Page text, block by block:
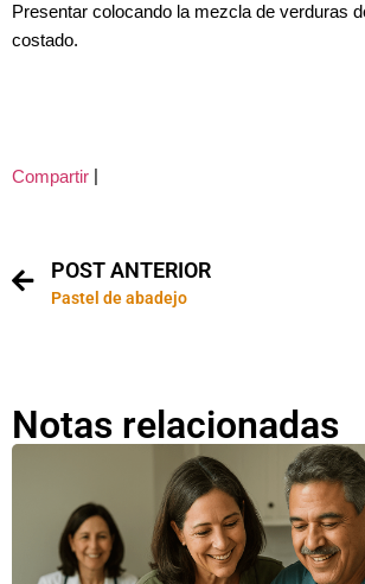
Presentar colocando la mezcla de verduras
costado.
Compartir |
POST ANTERIOR
Pastel de abadejo
Notas relacionadas